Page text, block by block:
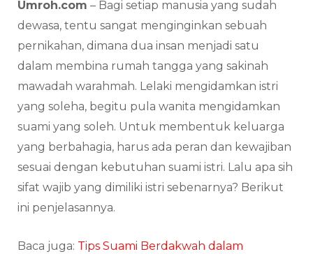
Umroh.com – Bagi setiap manusia yang sudah
dewasa, tentu sangat menginginkan sebuah
pernikahan, dimana dua insan menjadi satu
dalam membina rumah tangga yang sakinah
mawadah warahmah. Lelaki mengidamkan istri
yang soleha, begitu pula wanita mengidamkan
suami yang soleh. Untuk membentuk keluarga
yang berbahagia, harus ada peran dan kewajiban
sesuai dengan kebutuhan suami istri. Lalu apa sih
sifat wajib yang dimiliki istri sebenarnya? Berikut
ini penjelasannya.
Baca juga: Tips Suami Berdakwah dalam